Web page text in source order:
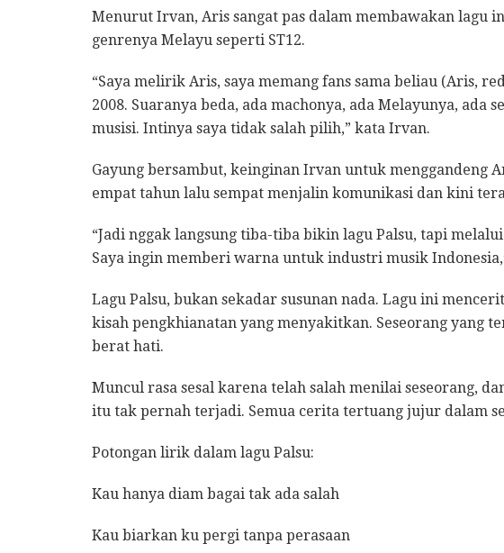
Menurut Irvan, Aris sangat pas dalam membawakan lagu
genrenya Melayu seperti ST12.
“Saya melirik Aris, saya memang fans sama beliau (Aris,
2008. Suaranya beda, ada machonya, ada Melayunya,
musisi. Intinya saya tidak salah pilih,” kata Irvan.
Gayung bersambut, keinginan Irvan untuk menggandeng
empat tahun lalu sempat menjalin komunikasi dan kini
“Jadi nggak langsung tiba-tiba bikin lagu Palsu, tapi
Saya ingin memberi warna untuk industri musik
Lagu Palsu, bukan sekadar susunan nada. Lagu ini
kisah pengkhianatan yang menyakitkan. Seseorang yang
berat hati.
Muncul rasa sesal karena telah salah menilai seseorang,
itu tak pernah terjadi. Semua cerita tertuang jujur dalam
Potongan lirik dalam lagu Palsu:
Kau hanya diam bagai tak ada salah
Kau biarkan ku pergi tanpa perasaan